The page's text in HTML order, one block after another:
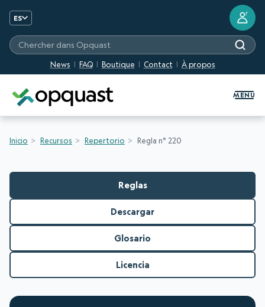
ES
News FAQ Boutique Contact À propos
Chercher dans Opquast
?
MENU
Inicio Recursos Repertorio Regla n° 220
Reglas
Descargar
Glosario
Licencia